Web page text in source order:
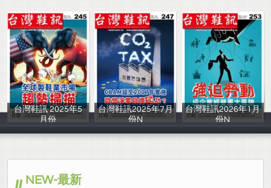
台灣鞋訊 2025年5
月份
iBU出版社
台灣鞋訊2025年7月
份N
iBU出版社
台灣鞋訊2026年1月
份N
IBU出版社
NEW-最新